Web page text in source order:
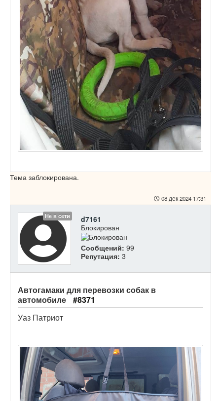
Тема заблокирована.
08 дек 2024 17:31
Не в сети
d7161
Блокирован
Сообщений: 99
Репутация: 3
Автогамаки для перевозки собак в
автомобиле
#8371
Уаз Патриот